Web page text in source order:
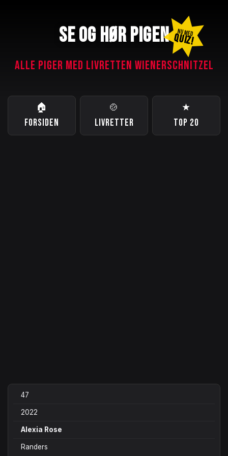
SE OG HØR PIGEN NU MED
QUIZ!
ALLE PIGER MED LIVRETTEN WIENERSCHNITZEL
🏠
FORSIDEN
🍲
LIVRETTER
★
TOP 20
47
2022
Alexia Rose
Randers